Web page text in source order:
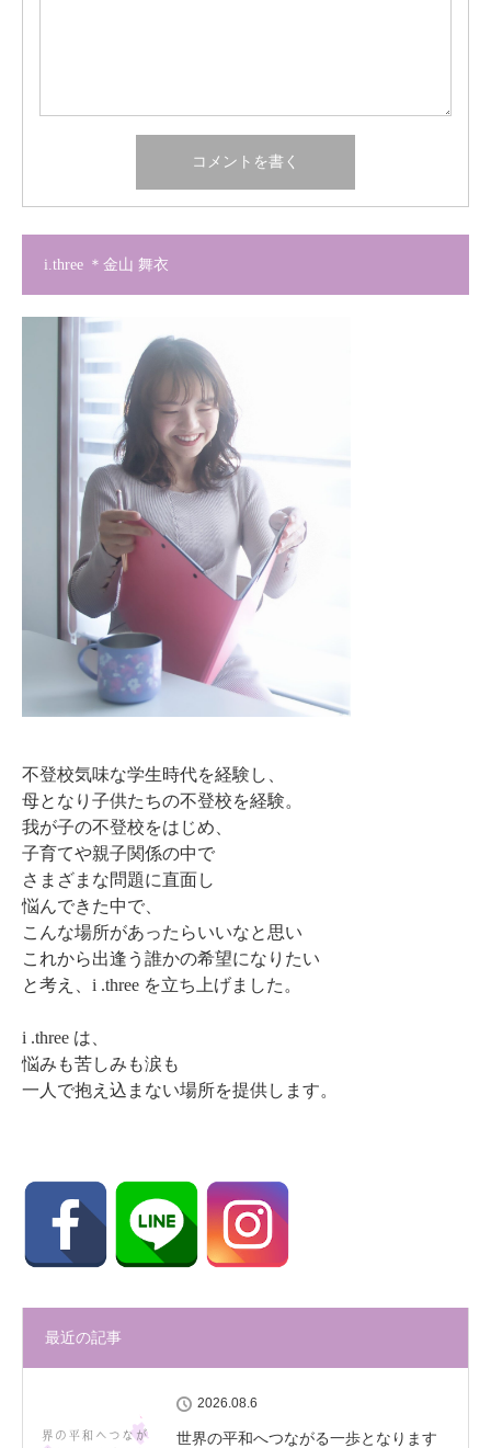
i.three ＊金山 舞衣
不登校気味な学生時代を経験し、
母となり子供たちの不登校を経験。
我が子の不登校をはじめ、
子育てや親子関係の中で
さまざまな問題に直面し
悩んできた中で、
こんな場所があったらいいなと思い
これから出逢う誰かの希望になりたい
と考え、i .three を立ち上げました。
i .three は、
悩みも苦しみも涙も
一人で抱え込まない場所を提供します。
最近の記事
2026.08.6
世界の平和へつながる一歩となります